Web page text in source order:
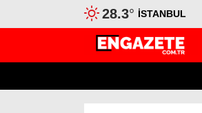
28.3° İSTANBUL